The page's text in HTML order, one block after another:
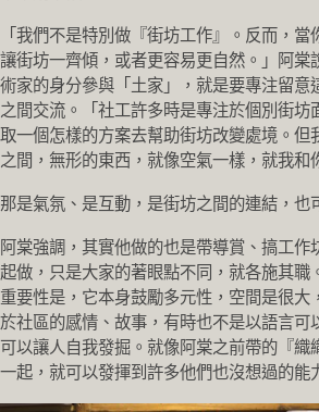
「我們不是特別做『街坊工作』。反而，當
讓街坊一齊傾，或者更容易更自然。」阿棠
術家的身分參與「土家」，就是要專注留意
之間交流。「社工許多時是專注於個別街坊
取一個怎樣的方案去幫助街坊改變處境。但
之間，無形的東西，就像空氣一樣，就我和
那是氣氛、是互動，是街坊之間的連結，也
阿棠強調，其實他做的也是帶導賞、搞工作
起做，只是大家的著眼點不同，就各施其職
重要性是，它本身鼓勵多元性，空間是很大
於社區的感情、故事，有時也不是以語言可
可以讓人自我發掘。就像阿棠之前帶的『織
一起，就可以發揮到許多他們也沒想過的能